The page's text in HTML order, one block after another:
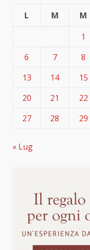
L M M
1
6
7 8
13
14 15
20
21 22
27
28 29
« Lug